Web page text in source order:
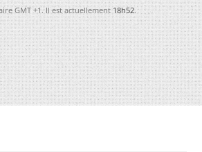
GMT +1. Il est actuellement18h52.